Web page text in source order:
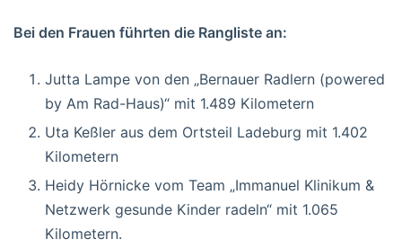
Bei den Frauen führten die Rangliste an:
Jutta Lampe von den „Bernauer Radlern (powered
by Am Rad-Haus)“ mit 1.489 Kilometern
Uta Keßler aus dem Ortsteil Ladeburg mit 1.402
Kilometern
Heidy Hörnicke vom Team „Immanuel Klinikum &
Netzwerk gesunde Kinder radeln“ mit 1.065
Kilometern.